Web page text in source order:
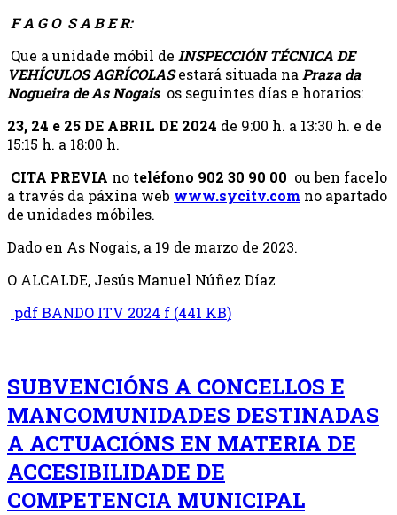
F A G O S A B E R:
Que a unidade móbil de INSPECCIÓN TÉCNICA DE
VEHÍCULOS AGRÍCOLASestará situada na Praza da
Nogueira de As Nogais os seguintes días e horarios:
23, 24 e 25 DE ABRIL DE 2024 de 9:00 h. a 13:30 h. e de
15:15 h. a 18:00 h.
CITA PREVIA no teléfono 902 30 90 00 ou ben facelo
a través da páxina web www.sycitv.com no apartado
de unidades móbiles.
Dado en As Nogais, a 19 de marzo de 2023.
O ALCALDE, Jesús Manuel Núñez Díaz
pdfBANDO ITV 2024 f (441 KB)
SUBVENCIÓNS A CONCELLOS E
MANCOMUNIDADES DESTINADAS
A ACTUACIÓNS EN MATERIA DE
ACCESIBILIDADE DE
COMPETENCIA MUNICIPAL